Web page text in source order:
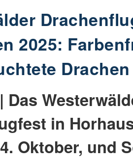
2025:
Drachen
| Das
in
Oktober, und